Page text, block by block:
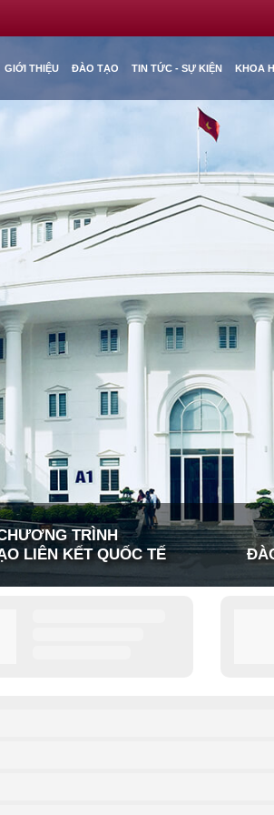
GIỚI THIỆU ĐÀO TẠO TIN TỨC - SỰ KIỆN KHOA
TRÌNH
LIÊN KẾT QUỐC TẾ